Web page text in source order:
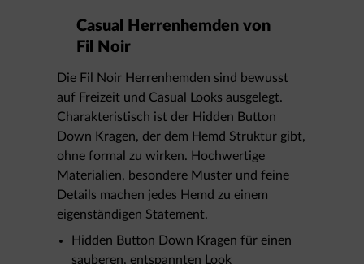
Casual Herrenhemden von
Fil Noir
Die Fil Noir Herrenhemden sind bewusst
auf Freizeit und Casual Looks ausgelegt.
Charakteristisch ist der Hidden Button
Down Kragen, der dem Hemd Struktur gibt,
ohne formal zu wirken. Hochwertige
Materialien, besondere Muster und feine
Details machen jedes Hemd zu einem
eigenständigen Statement.
Hidden Button Down Kragen für einen
sauberen, entspannten Look